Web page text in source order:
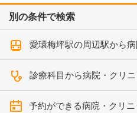
別の条件で検索
愛環梅坪駅の周辺駅から
診療科目から病院・クリ
予約ができる病院・クリ